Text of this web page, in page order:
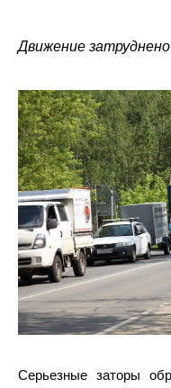
Движение
Серьезные заторы